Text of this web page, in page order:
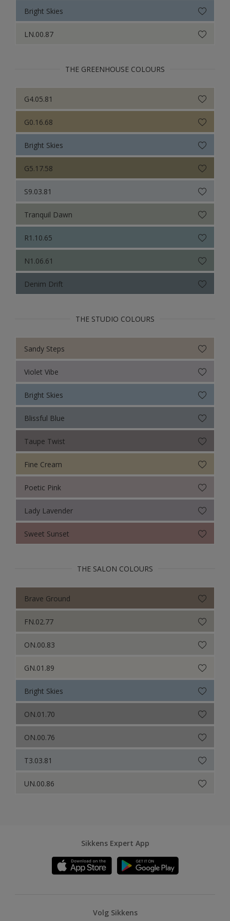
Colour Futures 2020
Bright Skies
LN.00.87
THE GREENHOUSE COLOURS
G4.05.81
G0.16.68
Bright Skies
G5.17.58
S9.03.81
Tranquil Dawn
R1.10.65
N1.06.61
Denim Drift
THE STUDIO COLOURS
Sandy Steps
Violet Vibe
Bright Skies
Blissful Blue
Taupe Twist
Fine Cream
Poetic Pink
Lady Lavender
Sweet Sunset
THE SALON COLOURS
Brave Ground
FN.02.77
ON.00.83
GN.01.89
Bright Skies
ON.01.70
ON.00.76
T3.03.81
UN.00.86
Sikkens Expert App
Volg Sikkens